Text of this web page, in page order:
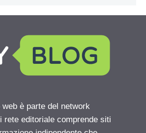
è parte del network
rete editoriale comprende siti